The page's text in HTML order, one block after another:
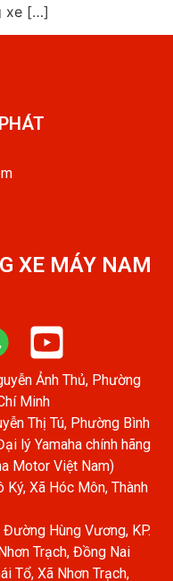
xe […]
XE MÁY NAM
Ảnh Thủ, Phường
Minh
Thị Tú, Phường Bình
lý Yamaha chính hãng
Motor Việt Nam)
Ký, Xã Hóc Môn, Thành
Hùng Vương, KP.
Trạch, Đồng Nai
Tổ, Xã Nhơn Trạch,